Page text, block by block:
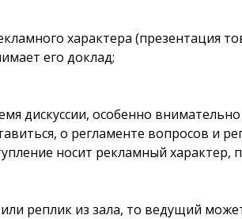
характера (презентация
его доклад;
дискуссии, особенно
о регламенте вопросов и
носит рекламный
реплик из зала, то ведущий